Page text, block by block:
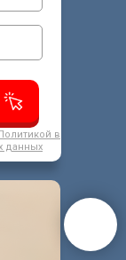
в
данных